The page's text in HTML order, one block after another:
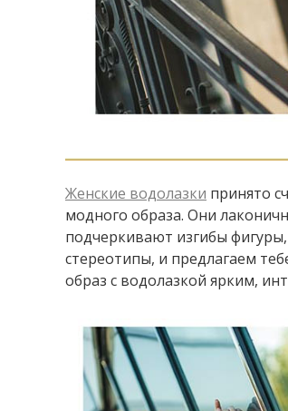
Женские водолазки принято
модного образа. Они
подчеркивают изгибы
стереотипы, и предлагаем
образ с водолазкой ярким,